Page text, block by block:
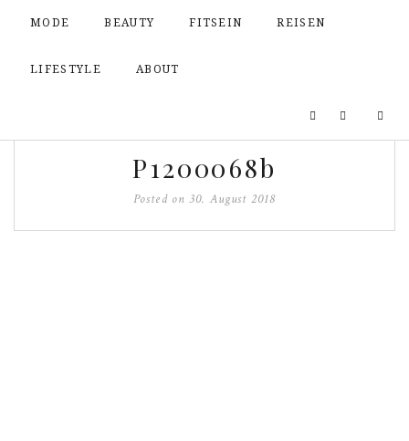
MODE BEAUTY FITSEIN REISEN
LIFESTYLE ABOUT
P1200068b
Posted on30. August 2018